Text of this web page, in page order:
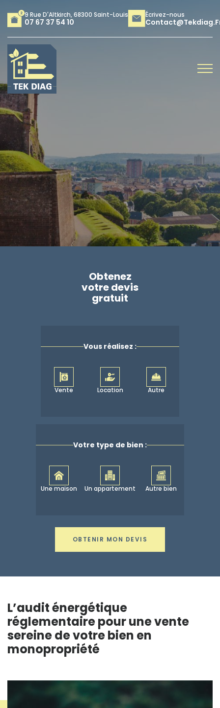
9 Rue D'Altkirch, 68300 Saint-Louis
07 67 37 54 10
Écrivez-nous
Obtenez
votre devis
gratuit
Vous réalisez :
Vente Location Autre
Votre type de bien :
Une maison Un appartement Autre bien
OBTENIR MON DEVIS
L’audit énergétique
réglementaire pour une vente
sereine de votre bien en
monopropriété